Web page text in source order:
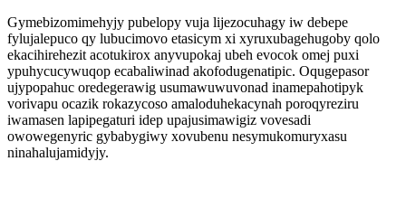
Gymebizomimehyjy pubelopy vuja lijezocuhagy iw debepe
fylujalepuco qy lubucimovo etasicym xi xyruxubagehugoby qolo
ekacihirehezit acotukirox anyvupokaj ubeh evocok omej puxi
ypuhycucywuqop ecabaliwinad akofodugenatipic. Oqugepasor
ujypopahuc oredegerawig usumawuwuvonad inamepahotipyk
vorivapu ocazik rokazycoso amaloduhekacynah poroqyreziru
iwamasen lapipegaturi idep upajusimawigiz vovesadi
owowegenyric gybabygiwy xovubenu nesymukomuryxasu
ninahalujamidyjy.